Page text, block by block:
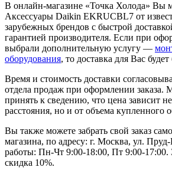
В онлайн-магазине «Точка Холода» Вы
Аксессуары Daikin EKRUCBL7 от
зарубежных брендов с быстрой
гарантией производителя. Если при
выбрали дополнительную услугу —
оборудования, то доставка для Вас
Время и стоимость доставки
отдела продаж при оформлении
принять к сведению, что цена зависит
расстояния, но и от объема купленного
Вы также можете забрать свой заказ
магазина, по адресу: г. Москва, ул.
работы: Пн-Чт 9:00-18:00, Пт 9:00-17:00.
скидка 10%.